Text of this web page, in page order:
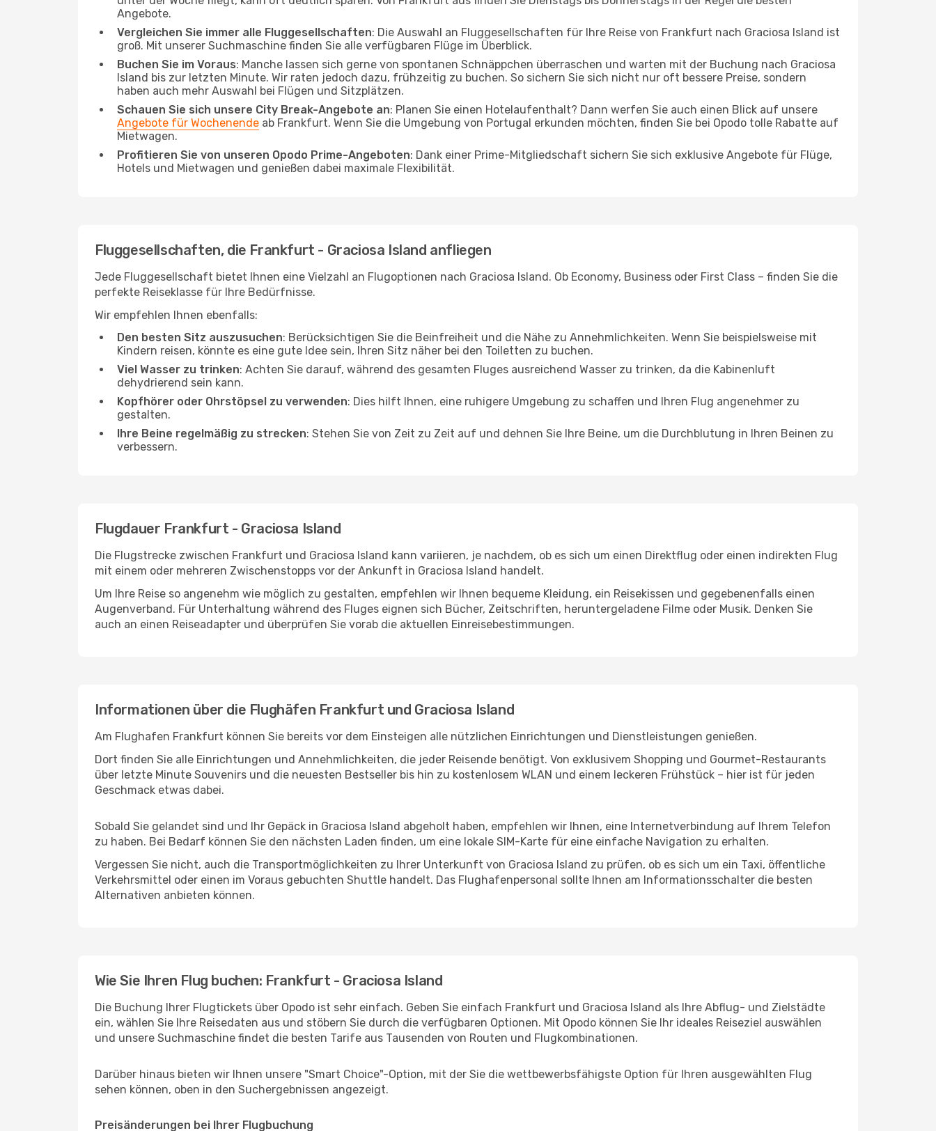
Angebote.
Vergleichen Sie immer alle Fluggesellschaften: Die Auswahl an Fluggesellschaften für Ihre Reise von Frankfurt nach Graciosa Island ist
groß. Mit unserer Suchmaschine finden Sie alle verfügbaren Flüge im Überblick.
Buchen Sie im Voraus: Manche lassen sich gerne von spontanen Schnäppchen überraschen und warten mit der Buchung nach Graciosa
Island bis zur letzten Minute. Wir raten jedoch dazu, frühzeitig zu buchen. So sichern Sie sich nicht nur oft bessere Preise, sondern
haben auch mehr Auswahl bei Flügen und Sitzplätzen.
Schauen Sie sich unsere City Break-Angebote an: Planen Sie einen Hotelaufenthalt? Dann werfen Sie auch einen Blick auf unsere
Angebote für Wochenende ab Frankfurt. Wenn Sie die Umgebung von Portugal erkunden möchten, finden Sie bei Opodo tolle Rabatte auf
Mietwagen.
Profitieren Sie von unseren Opodo Prime-Angeboten: Dank einer Prime-Mitgliedschaft sichern Sie sich exklusive Angebote für Flüge,
Hotels und Mietwagen und genießen dabei maximale Flexibilität.
Fluggesellschaften, die Frankfurt - Graciosa Island anfliegen
Jede Fluggesellschaft bietet Ihnen eine Vielzahl an Flugoptionen nach Graciosa Island. Ob Economy, Business oder First Class – finden Sie die
perfekte Reiseklasse für Ihre Bedürfnisse.
Wir empfehlen Ihnen ebenfalls:
Den besten Sitz auszusuchen: Berücksichtigen Sie die Beinfreiheit und die Nähe zu Annehmlichkeiten. Wenn Sie beispielsweise mit
Kindern reisen, könnte es eine gute Idee sein, Ihren Sitz näher bei den Toiletten zu buchen.
Viel Wasser zu trinken: Achten Sie darauf, während des gesamten Fluges ausreichend Wasser zu trinken, da die Kabinenluft
dehydrierend sein kann.
Kopfhörer oder Ohrstöpsel zu verwenden: Dies hilft Ihnen, eine ruhigere Umgebung zu schaffen und Ihren Flug angenehmer zu
gestalten.
Ihre Beine regelmäßig zu strecken: Stehen Sie von Zeit zu Zeit auf und dehnen Sie Ihre Beine, um die Durchblutung in Ihren Beinen zu
verbessern.
Flugdauer Frankfurt - Graciosa Island
Die Flugstrecke zwischen Frankfurt und Graciosa Island kann variieren, je nachdem, ob es sich um einen Direktflug oder einen indirekten Flug
mit einem oder mehreren Zwischenstopps vor der Ankunft in Graciosa Island handelt.
Um Ihre Reise so angenehm wie möglich zu gestalten, empfehlen wir Ihnen bequeme Kleidung, ein Reisekissen und gegebenenfalls einen
Augenverband. Für Unterhaltung während des Fluges eignen sich Bücher, Zeitschriften, heruntergeladene Filme oder Musik. Denken Sie
auch an einen Reiseadapter und überprüfen Sie vorab die aktuellen Einreisebestimmungen.
Informationen über die Flughäfen Frankfurt und Graciosa Island
Am Flughafen Frankfurt können Sie bereits vor dem Einsteigen alle nützlichen Einrichtungen und Dienstleistungen genießen.
Dort finden Sie alle Einrichtungen und Annehmlichkeiten, die jeder Reisende benötigt. Von exklusivem Shopping und Gourmet-Restaurants
über letzte Minute Souvenirs und die neuesten Bestseller bis hin zu kostenlosem WLAN und einem leckeren Frühstück – hier ist für jeden
Geschmack etwas dabei.
Sobald Sie gelandet sind und Ihr Gepäck in Graciosa Island abgeholt haben, empfehlen wir Ihnen, eine Internetverbindung auf Ihrem Telefon
zu haben. Bei Bedarf können Sie den nächsten Laden finden, um eine lokale SIM-Karte für eine einfache Navigation zu erhalten.
Vergessen Sie nicht, auch die Transportmöglichkeiten zu Ihrer Unterkunft von Graciosa Island zu prüfen, ob es sich um ein Taxi, öffentliche
Verkehrsmittel oder einen im Voraus gebuchten Shuttle handelt. Das Flughafenpersonal sollte Ihnen am Informationsschalter die besten
Alternativen anbieten können.
Wie Sie Ihren Flug buchen: Frankfurt - Graciosa Island
Die Buchung Ihrer Flugtickets über Opodo ist sehr einfach. Geben Sie einfach Frankfurt und Graciosa Island als Ihre Abflug- und Zielstädte
ein, wählen Sie Ihre Reisedaten aus und stöbern Sie durch die verfügbaren Optionen. Mit Opodo können Sie Ihr ideales Reiseziel auswählen
und unsere Suchmaschine findet die besten Tarife aus Tausenden von Routen und Flugkombinationen.
Darüber hinaus bieten wir Ihnen unsere "Smart Choice"-Option, mit der Sie die wettbewerbsfähigste Option für Ihren ausgewählten Flug
sehen können, oben in den Suchergebnissen angezeigt.
Preisänderungen bei Ihrer Flugbuchung